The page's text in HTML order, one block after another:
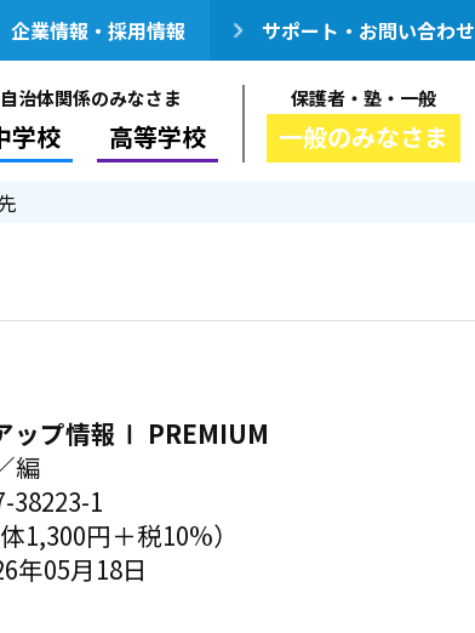
企業情報・採用情報 サポート・お問い合わせ
治体関係のみなさま
学校 高等学校
保護者・塾・一般
一般のみなさま
ップ情報Ⅰ PREMIUM
編
38223-1
1,300円＋税10%）
年05月18日